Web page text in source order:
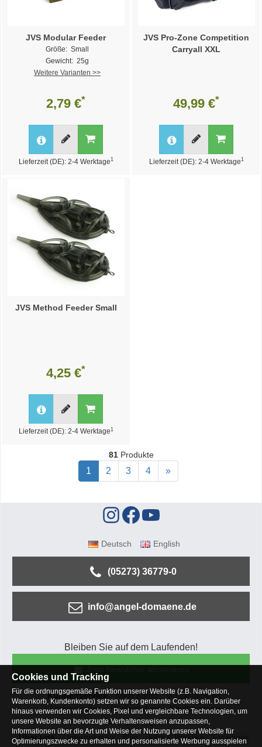
JVS Modular Feeder
Größe: Small
Gewicht: 25g
Weitere Varianten >>
2,79 €*
Lieferzeit (DE): 2-4 Werktage1
JVS Pro-Zone Competition
Carryall XXL
49,99 €*
Lieferzeit (DE): 2-4 Werktage1
JVS Method Feeder Small
4,25 €*
Lieferzeit (DE): 2-4 Werktage 1
81Produkte
1 2 3 4 »
Deutsch English
(05273) 36779-0
info@angel-domaene.de
Bleiben Sie auf dem Laufenden!
Kundenservice Mein Konto
Versandkosten
Zahlungsarten
Rücksendung
Kaufberatung
Häufige Fragen
Über uns
Unternehmen Blog Jobs & Praktika
Facebook
Cookies und Tracking
Für die ordnungsgemäße Funktion unserer Website (z.B. Navigation,
Warenkorb, Kundenkonto) setzen wir so genannte Cookies ein. Darüber
hinaus verwenden wir Cookies, Pixel und vergleichbare Technologien, um
unsere Website an bevorzugte Verhaltensweisen anzupassen,
Informationen über die Art und Weise der Nutzung unserer Website für
Optimierungszwecke zu erhalten und personalisierte Werbung ausspielen